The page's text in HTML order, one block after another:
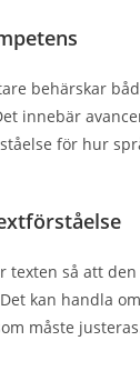
behärskar
innebär
för hur
texten så att
kan handla
måste